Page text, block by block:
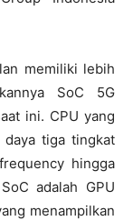
memiliki lebih
SoC 5G
ini. CPU yang
tiga tingkat
hingga
adalah GPU
menampilkan